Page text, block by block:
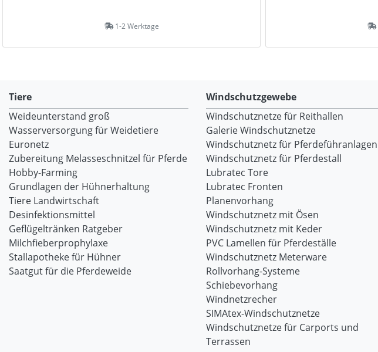
1-2 Werktage
Tiere
Weideunterstand groß
Wasserversorgung für Weidetiere
Euronetz
Zubereitung Melasseschnitzel für Pferde
Hobby-Farming
Grundlagen der Hühnerhaltung
Tiere Landwirtschaft
Desinfektionsmittel
Geflügeltränken Ratgeber
Milchfieberprophylaxe
Stallapotheke für Hühner
Saatgut für die Pferdeweide
Windschutzgewebe
Windschutznetze für Reithallen
Galerie Windschutznetze
Windschutznetz für Pferdeführanlagen
Windschutznetz für Pferdestall
Lubratec Tore
Lubratec Fronten
Planenvorhang
Windschutznetz mit Ösen
Windschutznetz mit Keder
PVC Lamellen für Pferdeställe
Windschutznetz Meterware
Rollvorhang-Systeme
Schiebevorhang
Windnetzrecher
SIMAtex-Windschutznetze
Windschutznetze für Carports und
Terrassen